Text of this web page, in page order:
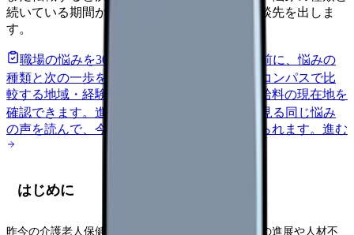
続いている期間から、次に見るべき記事と相談先を出しま
す。
職場の悩みを30秒で診断
辞めるべきか迷う前に、悩みの
種類と次の一歩を整理します。
給料コンパスで比
較する地域・経験年数・施設形態から、今の給料の現在地を
確認できます。 進む 匿名掲示板で本音を見る 同じ悩み
の声を読んで、今の職場だけの問題か確かめられます。 進む
はじめに
昨今の介護老人保健施設を取り巻く環境は、高齢化の進展や人材不